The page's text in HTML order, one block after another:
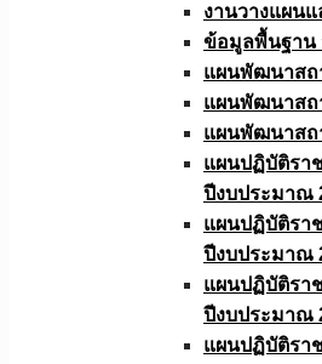
งานวางแผน
ข้อมูลพื้นฐาน
แผนพัฒนาสถ
แผนพัฒนาสถ
แผนพัฒนาสถ
แผนปฏิบัติรา
ปีงบประมาณ
แผนปฏิบัติรา
ปีงบประมาณ
แผนปฏิบัติรา
ปีงบประมาณ
แผนปฏิบัติรา